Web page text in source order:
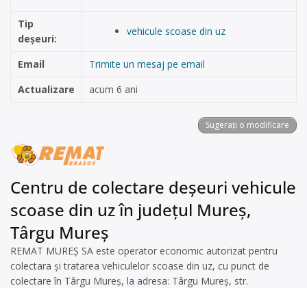
Tip
deșeuri:
vehicule scoase din uz
Email
Trimite un mesaj pe email
Actualizare
acum 6 ani
Sugerați o modificare
Centru de colectare deșeuri vehicule
scoase din uz în județul Mureș,
Târgu Mureș
REMAT MUREȘ SA este operator economic autorizat pentru
colectara și tratarea vehiculelor scoase din uz, cu punct de
colectare în Târgu Mureș, la adresa: Târgu Mureș, str.